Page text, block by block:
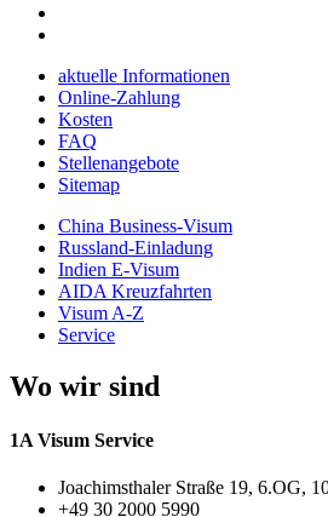
aktuelle Informationen
Online-Zahlung
Kosten
FAQ
Stellenangebote
Sitemap
China Business-Visum
Russland-Einladung
Indien E-Visum
AIDA Kreuzfahrten
Visum A-Z
Service
Wo wir sind
1A Visum Service
Joachimsthaler Straße 19, 6.OG,
+49 30 2000 5990